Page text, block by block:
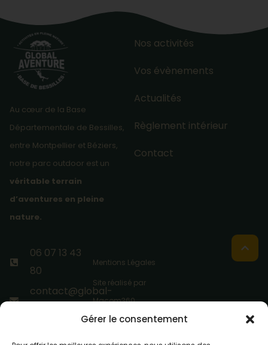
Gérer le consentement
Au cœur de la Base
Départementale de Bessilles,
entre Montpellier et Béziers,
notre parc outdoor est un
véritable terrain
d’aventures en pleine
nature.
Nos activités
Vos évènements
Actualités
Règlement intérieur
Contact
06 07 13 43
80
contact@global-
Mentions Légales
Site réalisé par
Macom360